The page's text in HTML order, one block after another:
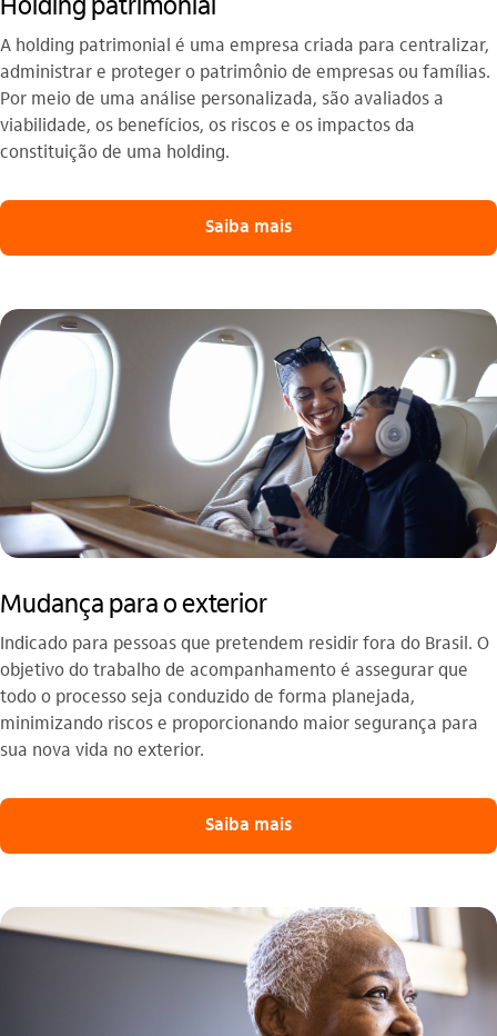
A holding patrimonial é uma empresa criada para centralizar,
administrar e proteger o patrimônio de empresas ou famílias.
Por meio de uma análise personalizada, são avaliados a
viabilidade, os benefícios, os riscos e os impactos da
constituição de uma holding.
Saiba mais
Mudança para o exterior
Indicado para pessoas que pretendem residir fora do Brasil. O
objetivo do trabalho de acompanhamento é assegurar que
todo o processo seja conduzido de forma planejada,
minimizando riscos e proporcionando maior segurança para
sua nova vida no exterior.
Saiba mais